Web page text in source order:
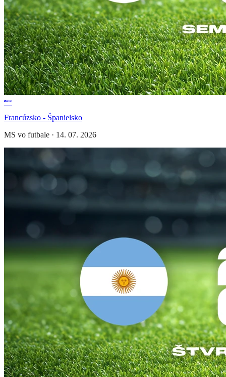
Francúzsko - Španielsko
MS vo futbale · 14. 07. 2026